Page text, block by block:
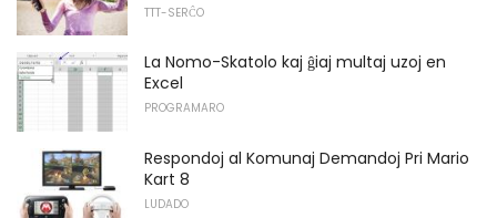
TTT-SERĈO
La Nomo-Skatolo kaj ĝiaj multaj uzoj en
Excel
PROGRAMARO
Respondoj al Komunaj Demandoj Pri Mario
Kart 8
LUDADO